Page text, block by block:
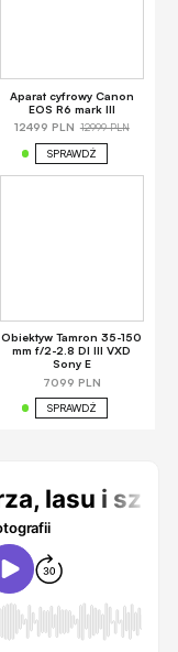
Aparat cyfrowy Canon
EOS R6 mark III
12499 PLN 12999 PLN
SPRAWDŹ
Obiektyw Tamron 35-150
mm f/2-2.8 DI III VXD
Sony E
7099 PLN
SPRAWDŹ